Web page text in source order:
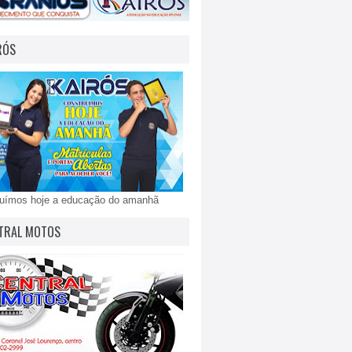
hoje a educação do amanhã
MOTOS